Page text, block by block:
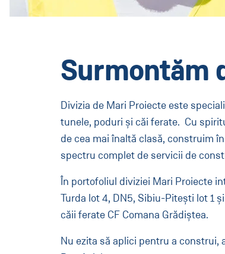
Surmontăm
Divizia de Mari Proiecte este
tunele, poduri și căi ferate. Cu
de cea mai înaltă clasă, construim
spectru complet de servicii de
În portofoliul diviziei Mari Proiecte
Turda lot 4, DN5, Sibiu-Pitești lot 1
căii ferate CF Comana Grădiștea.
Nu ezita să aplici pentru a construi,